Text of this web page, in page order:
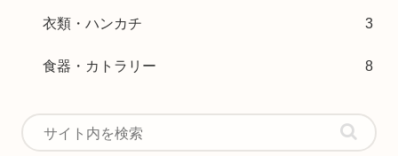
衣類・ハンカチ 3
食器・カトラリー 8